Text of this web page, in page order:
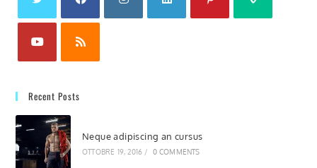
Recent Posts
Neque adipiscing an cursus
OTTOBRE 19, 2016 / 0 COMMENTS